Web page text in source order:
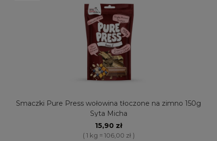
Smaczki Pure Press wołowina tłoczone na zimno 150g
Syta Micha
15,90 zł
( 1 kg = 106,00 zł )